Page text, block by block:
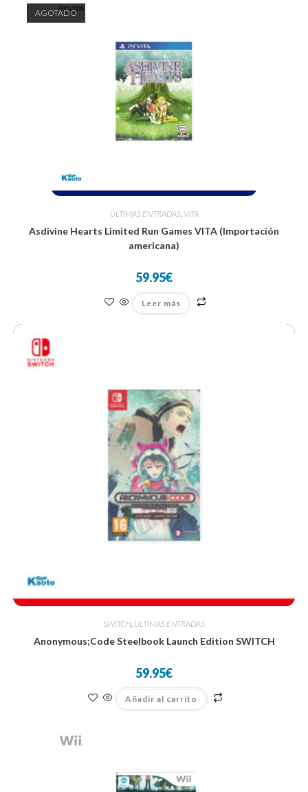
AGOTADO
ÚLTIMAS ENTRADAS, VITA
Asdivine Hearts Limited Run Games VITA (Importación
americana)
59.95€
Leer más
SWITCH, ÚLTIMAS ENTRADAS
Anonymous;Code Steelbook Launch Edition SWITCH
59.95€
Añadir al carrito